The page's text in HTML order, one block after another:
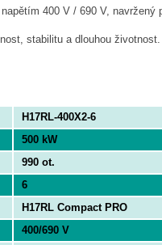
400 V / 690 V, navržený
stabilitu a dlouhou
H17RL-400X2-6
500 kW
990 ot.
6
H17RL Compact PRO
400/690 V